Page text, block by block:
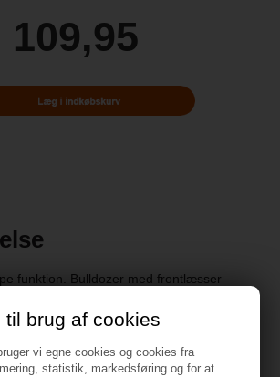
til brug af cookies
vi egne cookies og cookies fra
statistik, markedsføring og for at
109,95
funktion. Bulldozer med frontlæsser